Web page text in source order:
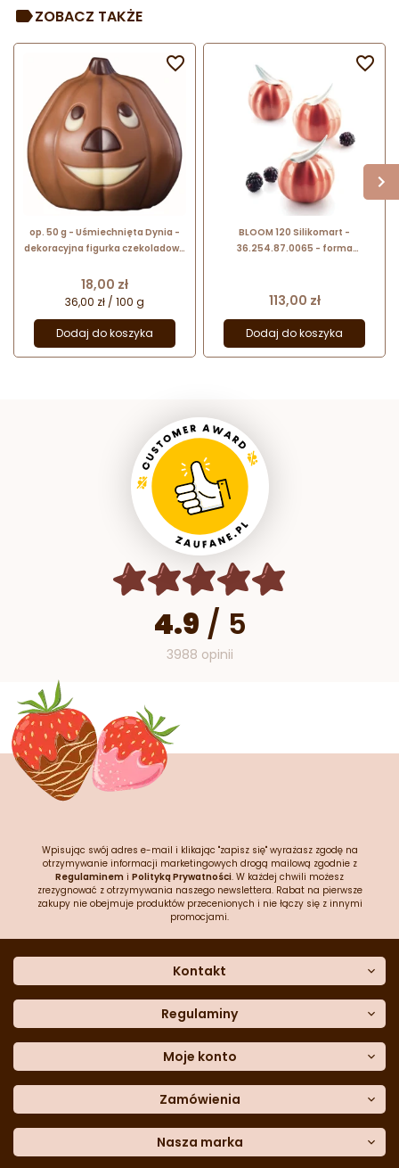
ZOBACZ TAKŻE
op. 50 g - Uśmiechnięta Dynia -
dekoracyjna figurka czekoladowa
celofanowej
Cena
18,00 zł
36,00 zł / 100 g
Dodaj do koszyka

BLOOM 120 Silikomart -
36.254.87.0065 - forma
Cena
113,00 zł
Dodaj do koszyka

4.9 / 5
3988 opinii
Wpisując swój adres e-mail i klikając "zapisz się" wyrażasz zgodę na
otrzymywanie informacji marketingowych drogą mailową zgodnie z
Regulaminem i Polityką Prywatności. W każdej chwili możesz
zrezygnować z otrzymywania naszego newslettera. Rabat na pierwsze
zakupy nie obejmuje produktów przecenionych i nie łączy się z innymi
promocjami.
Kontakt
Dane kontaktowe
Często zadawane pytania
Sklep stacjonarny
Formularz kontaktowy
Blog
telefon:601 767 272
Regulaminy
Polityka prywatności
Polityka cookies
Polityka reklamacji
Polityka zwrotów
Dostępność cyfrowa
Moje konto
Moje dane
Historia zamówień
Lista ulubionych
Moje rabaty
Zamówienia
Metody płatności
Dane do przelewu
Nasza marka